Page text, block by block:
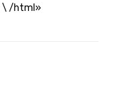
\ /html»